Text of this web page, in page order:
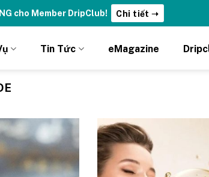
cho Member DripClub! Chi tiết ➝
Tin Tức eMagazine